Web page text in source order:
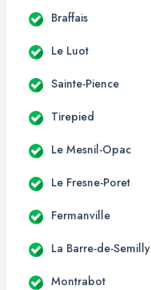
Braffais
Le Luot
Sainte-Pience
Tirepied
Le Mesnil-Opac
Le Fresne-Poret
Fermanville
La Barre-de-Semilly
Montrabot